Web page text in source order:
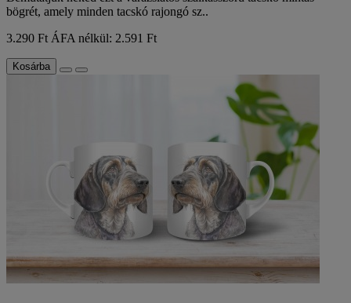
bögrét, amely minden tacskó rajongó sz..
3.290 Ft ÁFA nélkül: 2.591 Ft
Kosárba